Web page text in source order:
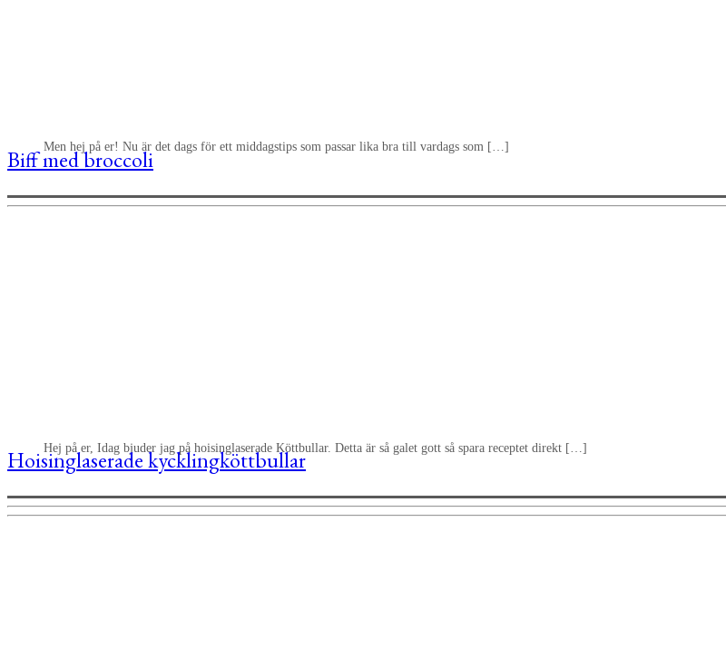
Men hej på er! Nu är det dags för ett middagstips som passar lika bra till vardags som […]
Biff med broccoli
Hej på er, Idag bjuder jag på hoisinglaserade Köttbullar. Detta är så galet gott så spara receptet direkt […]
Hoisinglaserade kycklingköttbullar